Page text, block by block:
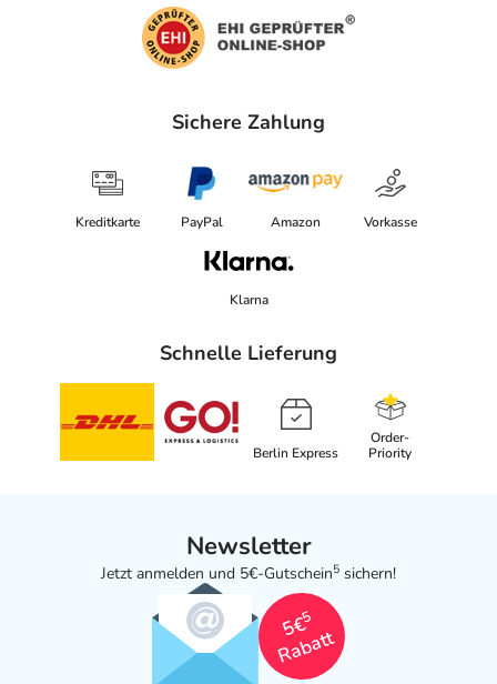
Sichere Zahlung
Kreditkarte PayPal Amazon Vorkasse
Klarna
Schnelle Lieferung
Berlin Express
Order-
Priority
Newsletter
Jetzt anmelden und 5€-Gutschein5 sichern!
5€
5
Rabatt